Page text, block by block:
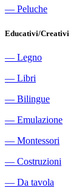
― Peluche
Educativi/Creativi
― Legno
― Libri
― Bilingue
― Emulazione
― Montessori
― Costruzioni
― Da tavola